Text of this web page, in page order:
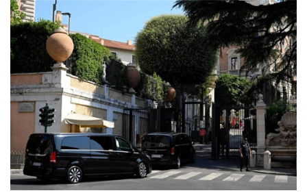
للتواصل معنا
شروط الاستخدام
شروط الإشتراك
Digital solutions by